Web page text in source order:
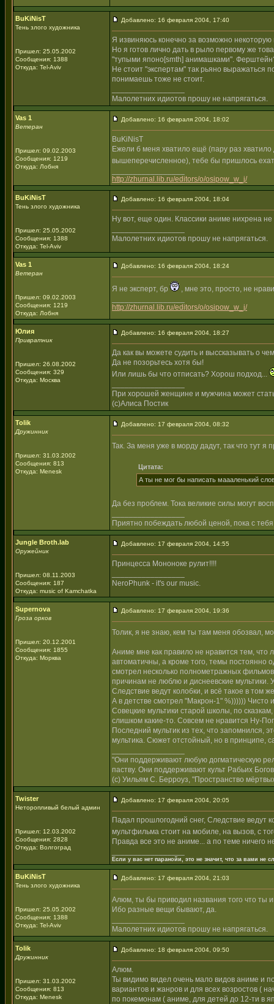
BuKiNisT
Тень злого художника
Пришел: 25.05.2002
Сообщения: 1388
Откуда: Tel-Aviv
Добавлено: 16 февраля 2004, 17:40
Я извиняюсь конечно за возможно некоторую
Но я готов лично дать в рыло первому же
"тупыми японо[smth] анимашками".
Не стоит "экспертам" так рьяно выражаться
понимаешь тоже не стоит.
Малолетних идиотов прошу не напрягаться.
Vas 1
Ветеран
Пришел: 09.02.2003
Сообщения: 1219
Откуда: Лобня
Добавлено: 16 февраля 2004, 18:02
BuKiNisT
Ежели б меня хватило ещё (пару раз
вышеперечисленное), тебе бы пришлось
http://zhurnal.lib.ru/editors/o/osipow_w_j/
BuKiNisT
Тень злого художника
Пришел: 25.05.2002
Сообщения: 1388
Откуда: Tel-Aviv
Добавлено: 16 февраля 2004, 18:04
Ну вот, еще один. Классики аниме нихрена
Малолетних идиотов прошу не напрягаться.
Vas 1
Ветеран
Пришел: 09.02.2003
Сообщения: 1219
Откуда: Лобня
Добавлено: 16 февраля 2004, 18:24
Я не эксперт, бр
, мне это, просто, не
http://zhurnal.lib.ru/editors/o/osipow_w_j/
Юлия
Привратник
Пришел: 26.08.2002
Сообщения: 329
Откуда: Москва
Добавлено: 16 февраля 2004, 18:27
Да как вы можете судить и выссказывать о
Да не позорьтесь хотя бы!
Или лишь бы что отписать? Хорош подход...
При хорошей женщине и мужчина может
(с)Алиса Постик
Tolik
Дружинник
Пришел: 31.03.2002
Сообщения: 813
Откуда: Menesk
Добавлено: 17 февраля 2004, 08:32
Так. За меня уже в морду дадут, так что тут я
Цитата:
А ты не мог бы написать маааленький
Да без проблем. Тока великие силы могут
Приятно побеждать любой ценой, пока с
Jungle Broth.lab
Оружейник
Пришел: 08.11.2003
Сообщения: 187
Откуда: music of Kamchatka
Добавлено: 17 февраля 2004, 14:55
Принцесса Мононоке рулит!!!!
NeroPhunk - it's our music.
Supernova
Гроза орков
Пришел: 20.12.2001
Сообщения: 1855
Откуда: Морква
Добавлено: 17 февраля 2004, 19:36
Толик, я не знаю, кем ты там меня обозвал,
Аниме мне как правило не нравится тем, что
автоматичны, а кроме того, темы постоянно
смотрел несколько полнометражных
причинам не люблю и диснеевские
Следствие ведут колобки, и всё такое в
А в детстве смотрел "Макрон-1" %)))))) Чисто
Совецкие мультики старой школы, по
слишком какие-то. Совсем не нравится Ну-
Последний мультик из тех, что запомнился,
мультика. Сюжет отстойный, но в принципе,
"Они поддерживают любую догматическую
паству. Они поддерживают культ Рабьих
(с) Уильям С. Берроуз, "Пространство
Twister
Неторопливый белый админ
Пришел: 12.03.2002
Сообщения: 2828
Откуда: Волгоград
Добавлено: 17 февраля 2004, 20:05
Падал прошлогодний снег, Следствие ведут
мультфильма стоит на мобиле, на вызов, с
Правда все это не аниме... а по теме ничего
Если у вас нет паранойи, это не значит, что за вами не
BuKiNisT
Тень злого художника
Пришел: 25.05.2002
Сообщения: 1388
Откуда: Tel-Aviv
Добавлено: 17 февраля 2004, 21:03
Алюм, ты бы приводил названия того что ты
Ибо разные вещи бывают, да.
Малолетних идиотов прошу не напрягаться.
Tolik
Дружинник
Пришел: 31.03.2002
Сообщения: 813
Откуда: Menesk
Добавлено: 18 февраля 2004, 09:50
Алюм.
Ты видимо видел очень мало видов аниме и
вариантов и жанров и для всех возростов (
по покемонам ( аниме, для детей до 12-ти в